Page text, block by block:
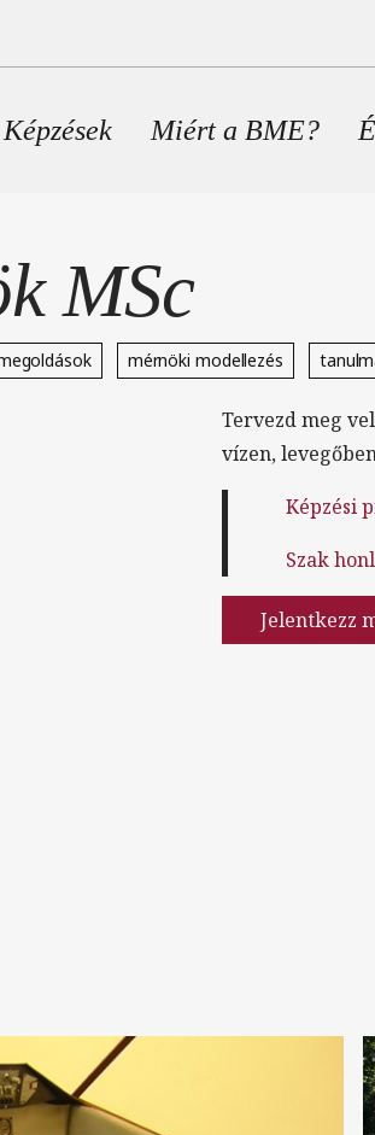
Fő navigáció
Képzések Miért a BME?
MSc
mérnöki modellezés
Tervezd meg
vízen,
Képzési
Szak
Jelentkezz